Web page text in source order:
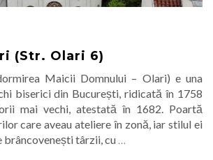
(Str. Olari 6)
Maicii Domnului – Olari) e una
biserici din București, ridicată în 1758
mai vechi, atestată în 1682. Poartă
care aveau ateliere în zonă, iar stilul ei
brâncovenești târzii, cu …